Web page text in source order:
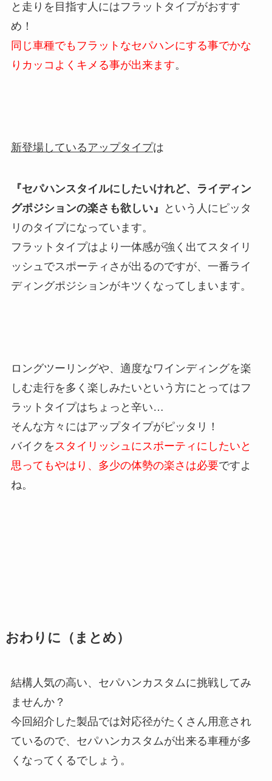
と走りを目指す人にはフラットタイプがおすす
め！
同じ車種でもフラットなセパハンにする事でかな
りカッコよくキメる事が出来ます。
新登場しているアップタイプは
『セパハンスタイルにしたいけれど、ライディン
グポジションの楽さも欲しい』
という人にピッタ
リのタイプになっています。
フラットタイプはより一体感が強く出てスタイリ
ッシュでスポーティさが出るのですが、一番ライ
ディングポジションがキツくなってしまいます。
ロングツーリングや、適度なワインディングを楽
しむ走行を多く楽しみたいという方にとってはフ
ラットタイプはちょっと辛い…
そんな方々にはアップタイプがピッタリ！
バイクを スタイリッシュにスポーティにしたいと
思ってもやはり、多少の体勢の楽さは必要ですよ
ね。
おわりに（まとめ）
結構人気の高い、セパハンカスタムに挑戦してみ
ませんか？
今回紹介した製品では対応径がたくさん用意され
ているので、セパハンカスタムが出来る車種が多
くなってくるでしょう。